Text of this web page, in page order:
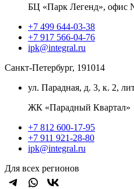
БЦ «Парк Легенд», офис
+7 499 644-03-38
+7 917 566-04-76
ipk@integral.ru
Санкт-Петербург, 191014
ул. Парадная, д. 3, к. 2,
ЖК «Парадный Квартал»
+7 812 600-17-95
+7 911 921-28-80
ipk@integral.ru
Для всех регионов